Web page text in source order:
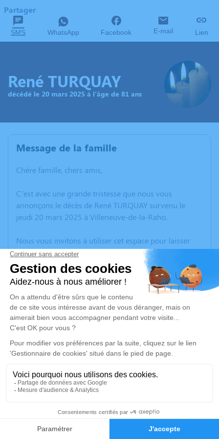
Faire-part Hommages
Partager
SMS WhatsApp Facebook E-mail Lien
René TURQUAY
décédé le 20 mars 2025 à l'âge de 81 ans
Message de la famille
Chère famille, chers amis,
C’est avec une grande tristesse que nous vous
annonçons le décès de René TURQUAY survenu le
jeudi 20 mars 2025 à Villeneuve-de-la-Raho.
Nous vous invitons à utiliser cet espace pour laisser
vos condoléances, partager des photos souvenirs, une
anecdote ou exprimer vos pensées à travers des
poèmes ou des textes. Cet endroit est un lieu
d'expression dédié à honorer la mémoire de René
TURQUAY.
Un service de plantation d’arbre hommage est
disponible ici.
Je rends hommage
Cérémonie civile
Crématorium de Canet-en-Roussillon
196 Avenue de Perpignan